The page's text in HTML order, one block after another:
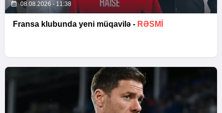
08.08.2026 - 11:38
Fransa klubunda yeni müqavilə - RƏSMİ